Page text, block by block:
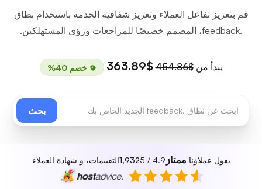
قم بتعزيز تفاعل العملاء وتعزيز شفافية الخدمة باستخدام نطاق
.feedback، المصمم خصيصًا للمراجعات ورؤى المستهلكين.
يبدأ من$454.86
$363.89 خصم 40%
بحث
يقول عملاؤنا ممتاز 4.9 / 5
1,932التقييمات، و شهادة العملاء